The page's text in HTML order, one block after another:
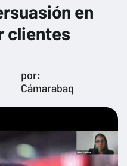
en
clientes
por:
Cámarabaq